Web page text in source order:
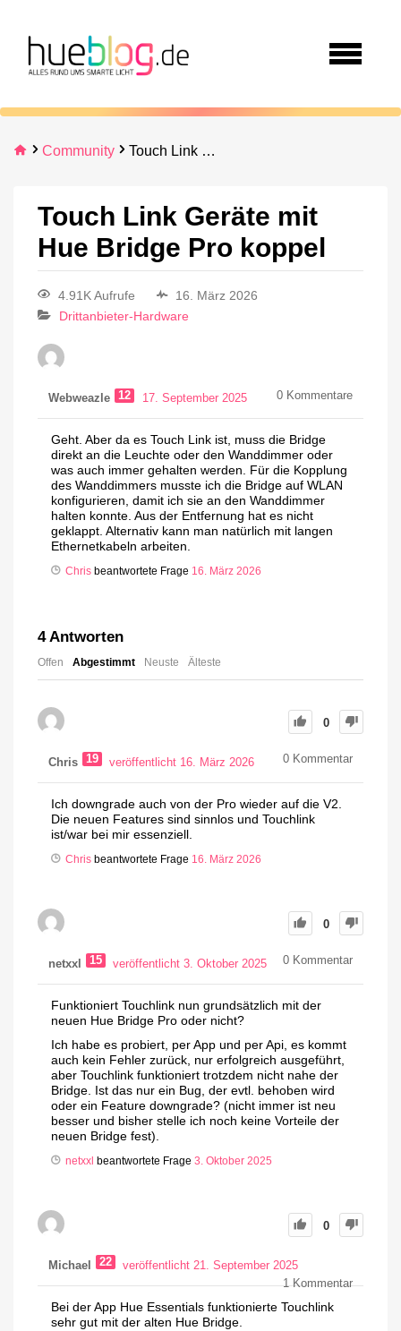
Community Touch Link Geräte mit Hue Bridge Pro koppel
Touch Link Geräte mit
Hue Bridge Pro koppel
4.91K Aufrufe
16. März 2026
Drittanbieter-Hardware
Webweazle 12 17. September 2025 0 Kommentare
Geht. Aber da es Touch Link ist, muss die Bridge
direkt an die Leuchte oder den Wanddimmer oder
was auch immer gehalten werden. Für die Kopplung
des Wanddimmers musste ich die Bridge auf WLAN
konfigurieren, damit ich sie an den Wanddimmer
halten konnte. Aus der Entfernung hat es nicht
geklappt. Alternativ kann man natürlich mit langen
Ethernetkabeln arbeiten.
Chris beantwortete Frage 16. März 2026
4Antworten
Offen Abgestimmt Neuste Älteste
0
Chris 19 veröffentlicht 16. März 2026 0 Kommentar
Ich downgrade auch von der Pro wieder auf die V2.
Die neuen Features sind sinnlos und Touchlink
ist/war bei mir essenziell.
Chris beantwortete Frage 16. März 2026
0
netxxl 15 veröffentlicht 3. Oktober 2025 0 Kommentar
Funktioniert Touchlink nun grundsätzlich mit der
neuen Hue Bridge Pro oder nicht?
Ich habe es probiert, per App und per Api, es kommt
auch kein Fehler zurück, nur erfolgreich ausgeführt,
aber Touchlink funktioniert trotzdem nicht nahe der
Bridge. Ist das nur ein Bug, der evtl. behoben wird
oder ein Feature downgrade? (nicht immer ist neu
besser und bisher stelle ich noch keine Vorteile der
neuen Bridge fest).
netxxl beantwortete Frage 3. Oktober 2025
0
Michael 22
veröffentlicht 21. September 2025
1Kommentar
Bei der App Hue Essentials funktionierte Touchlink
sehr gut mit der alten Hue Bridge.